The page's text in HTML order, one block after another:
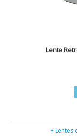
Lente
+ Lentes